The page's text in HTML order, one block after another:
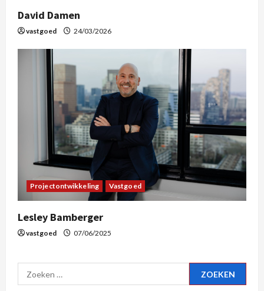
David Damen
vastgoed 24/03/2026
Projectontwikkeling Vastgoed
Lesley Bamberger
vastgoed 07/06/2025